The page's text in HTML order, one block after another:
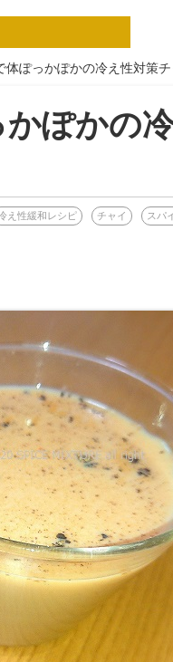
ぽっかぽかの冷え性対策チ
ぽかの
え性緩和レシピ チャイ スパ